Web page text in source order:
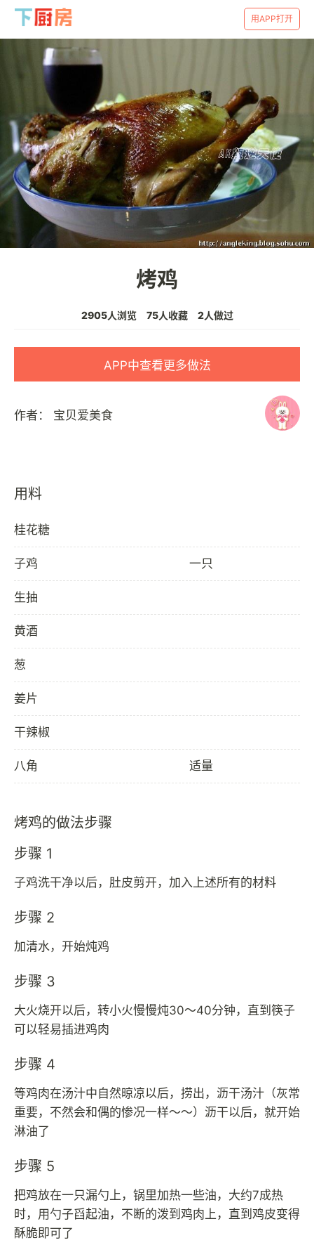
用APP打开
烤鸡
2905人浏览 75人收藏 2人做过
APP中查看更多做法
作者： 宝贝爱美食
用料
桂花糖
子鸡 一只
生抽
黄酒
葱
姜片
干辣椒
八角 适量
烤鸡的做法步骤
步骤 1
子鸡洗干净以后，肚皮剪开，加入上述所有的材料
步骤 2
加清水，开始炖鸡
步骤 3
大火烧开以后，转小火慢慢炖30～40分钟，直到筷子
可以轻易插进鸡肉
步骤 4
等鸡肉在汤汁中自然晾凉以后，捞出，沥干汤汁（灰常
重要，不然会和偶的惨况一样～～）沥干以后，就开始
淋油了
步骤 5
把鸡放在一只漏勺上，锅里加热一些油，大约7成热
时，用勺子舀起油，不断的泼到鸡肉上，直到鸡皮变得
酥脆即可了